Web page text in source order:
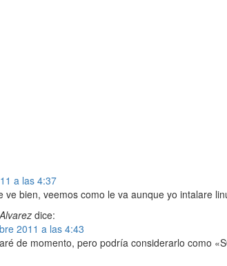
a las 4:37
ve bien, veemos como le va aunque yo intalare
dice:
2011 a las 4:43
de momento, pero podría considerarlo como